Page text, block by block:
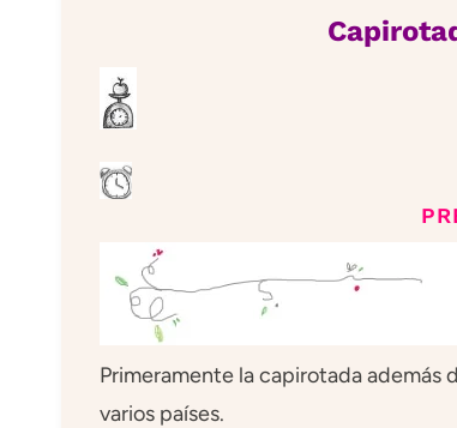
Primeramente la capirotada
varios países.